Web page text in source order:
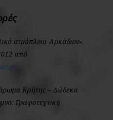
ατμόπλοιο Αρκάδιον».
από
Κρήτης – Δώδεκα
Γραφοτεχνική